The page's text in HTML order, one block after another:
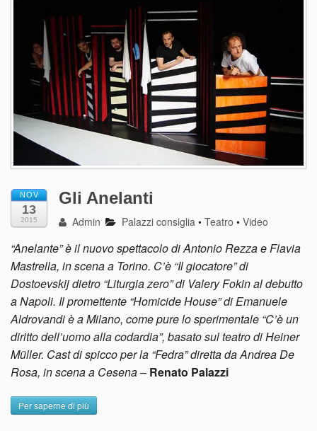
NOV
13
2015
Gli Anelanti
Admin Palazzi consiglia •Teatro •Video
“Anelante” è il nuovo spettacolo di Antonio Rezza e Flavia
Mastrella, in scena a Torino. C’è “Il giocatore” di
Dostoevskij dietro “Liturgia zero” di Valery Fokin al debutto
a Napoli. Il promettente “Homicide House” di Emanuele
Aldrovandi è a Milano, come pure lo sperimentale “C’è un
diritto dell’uomo alla codardia”, basato sul teatro di Heiner
Müller. Cast di spicco per la “Fedra” diretta da Andrea De
Rosa, in scena a Cesena– Renato Palazzi
Per saperne di più